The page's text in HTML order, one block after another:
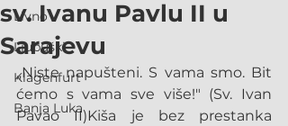
Livno
Ljubuški
Klagenfurt
Banja Luka
sv. Ivanu Pavlu II u
Sarajevu
„Niste napušteni. S vama smo. Bit
ćemo s vama sve više!" (Sv. Ivan
Pavao II)Kiša je bez prestanka